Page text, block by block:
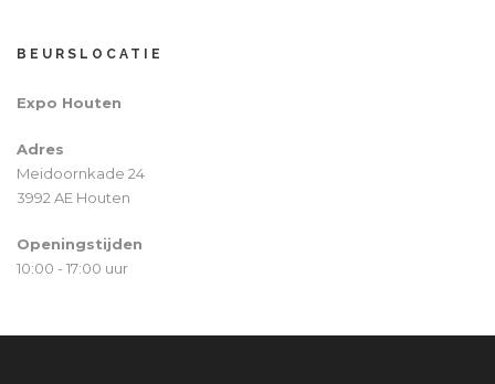
BEURSLOCATIE
Expo Houten
Adres
Meidoornkade 24
3992 AE Houten
Openingstijden
10:00 - 17:00 uur